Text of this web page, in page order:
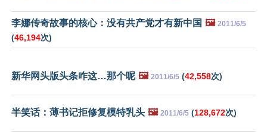
李娜传奇故事的核心：没有共产党才有新中国 🖼️ 2011/6/5
(46,194次)
新华网头版头条咋这…那个呢 🖼️ 2011/6/5 (42,558次)
半笑话：薄书记拒修复模特乳头 🖼️ 2011/6/5 (128,672次)